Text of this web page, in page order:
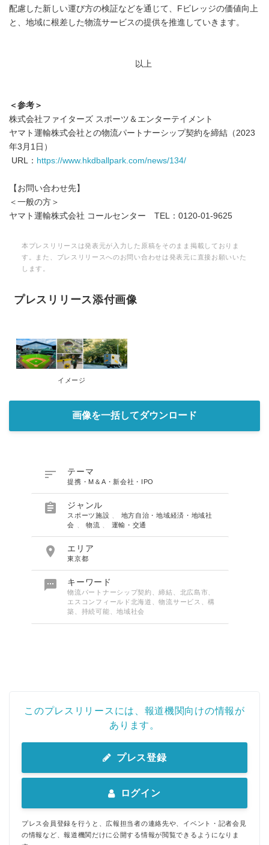
配慮した新しい運び方の検証などを通じて、Fビレッジの価値向上
と、地域に根差した物流サービスの提供を推進していきます。
以上
＜参考＞
株式会社ファイターズ スポーツ＆エンターテイメント
ヤマト運輸株式会社との物流パートナーシップ契約を締結（2023
年3月1日）
URL： https://www.hkdballpark.com/news/134/
【お問い合わせ先】
＜一般の方＞
ヤマト運輸株式会社 コールセンター TEL：0120-01-9625
本プレスリリースは発表元が入力した原稿をそのまま掲載しておりま
す。また、プレスリリースへのお問い合わせは発表元に直接お願いいた
します。
プレスリリース添付画像
イメージ
画像を一括してダウンロード
 テーマ
提携・M＆A・新会社・IPO
 ジャンル
スポーツ施設
地方自治・地域経済・地域社
会
、物流 運輸・交通
 エリア
東京都
 キーワード
物流パートナーシップ契約、締結、北広島市、
エスコンフィールド北海道、物流サービス、構
築、持続可能、地域社会
このプレスリリースには、報道機関向けの情報が
あります。
プレス登録
ログイン
プレス会員登録を行うと、広報担当者の連絡先や、イベント・記者会見
の情報など、報道機関だけに公開する情報が閲覧できるようになりま